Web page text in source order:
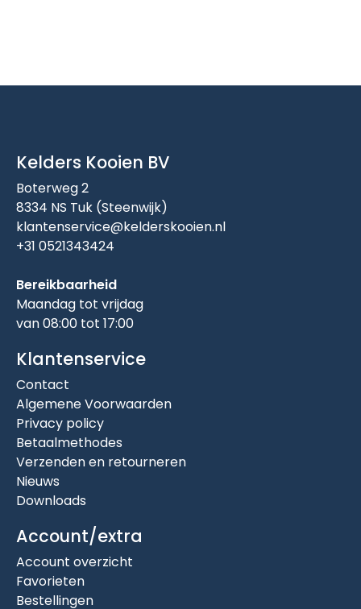
Kelders Kooien BV
Boterweg 2
8334 NS Tuk (Steenwijk)
klantenservice@kelderskooien.nl
+31 0521343424
Bereikbaarheid
Maandag tot vrijdag
van 08:00 tot 17:00
Klantenservice
Contact
Algemene Voorwaarden
Privacy policy
Betaalmethodes
Verzenden en retourneren
Nieuws
Downloads
Account/extra
Account overzicht
Favorieten
Bestellingen